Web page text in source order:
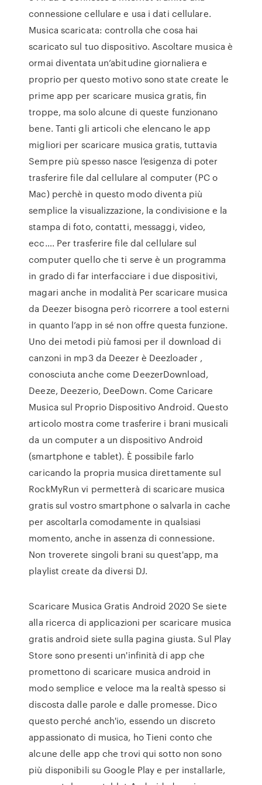
connessione cellulare e usa i dati cellulare.
Musica scaricata: controlla che cosa hai
scaricato sul tuo dispositivo. Ascoltare musica è
ormai diventata un’abitudine giornaliera e
proprio per questo motivo sono state create le
prime app per scaricare musica gratis, fin
troppe, ma solo alcune di queste funzionano
bene. Tanti gli articoli che elencano le app
migliori per scaricare musica gratis, tuttavia
Sempre più spesso nasce l’esigenza di poter
trasferire file dal cellulare al computer (PC o
Mac) perchè in questo modo diventa più
semplice la visualizzazione, la condivisione e la
stampa di foto, contatti, messaggi, video,
ecc…. Per trasferire file dal cellulare sul
computer quello che ti serve è un programma
in grado di far interfacciare i due dispositivi,
magari anche in modalità Per scaricare musica
da Deezer bisogna però ricorrere a tool esterni
in quanto l’app in sé non offre questa funzione.
Uno dei metodi più famosi per il download di
canzoni in mp3 da Deezer è Deezloader ,
conosciuta anche come DeezerDownload,
Deeze, Deezerio, DeeDown. Come Caricare
Musica sul Proprio Dispositivo Android. Questo
articolo mostra come trasferire i brani musicali
da un computer a un dispositivo Android
(smartphone e tablet). È possibile farlo
caricando la propria musica direttamente sul
RockMyRun vi permetterà di scaricare musica
gratis sul vostro smartphone o salvarla in cache
per ascoltarla comodamente in qualsiasi
momento, anche in assenza di connessione.
Non troverete singoli brani su quest'app, ma
playlist create da diversi DJ.
Scaricare Musica Gratis Android 2020 Se siete
alla ricerca di applicazioni per scaricare musica
gratis android siete sulla pagina giusta. Sul Play
Store sono presenti un'infinità di app che
promettono di scaricare musica android in
modo semplice e veloce ma la realtà spesso si
discosta dalle parole e dalle promesse. Dico
questo perché anch'io, essendo un discreto
appassionato di musica, ho Tieni conto che
alcune delle app che trovi qui sotto non sono
più disponibili su Google Play e per installarle,